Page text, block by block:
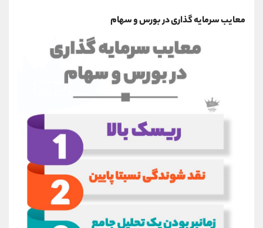
معایب سرمایه گذاری در بورس و سهام